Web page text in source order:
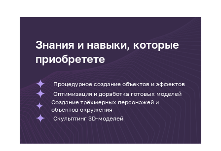
Знания и навыки, которые
приобретете
Процедурное создание объектов и эффектов
Оптимизация и доработка готовых моделей
Создание трёхмерных персонажей и
объектов окружения
Скульптинг 3D-моделей